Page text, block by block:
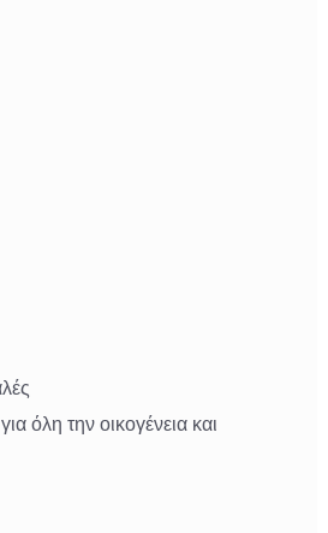
όλη την οικογένεια και